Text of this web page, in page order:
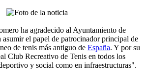
ha agradecido al Ayuntamiento de
asumir el papel de patrocinador principal de
de tenis más antiguo de España. Y por su
Club Recreativo de Tenis en todos los
y social como en infraestructuras".